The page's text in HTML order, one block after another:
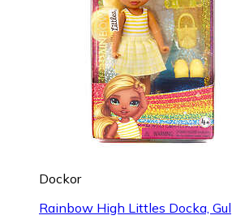
Dockor
Rainbow High Littles Docka, Gul